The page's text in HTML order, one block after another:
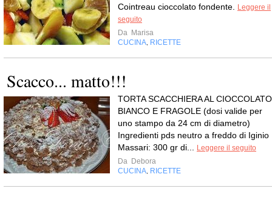
Cointreau cioccolato fondente.
Leggere il
seguito
Da Marisa
CUCINA RICETTE
Scacco... matto!!!
TORTA SCACCHIERA AL CIOCCOLATO
BIANCO E FRAGOLE (dosi valide per
uno stampo da 24 cm di diametro)
Ingredienti pds neutro a freddo di Iginio
Massari: 300 gr di...
Leggere il seguito
Da Debora
CUCINA RICETTE